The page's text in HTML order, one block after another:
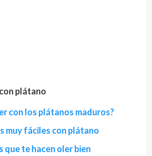
plátano
con los plátanos maduros?
muy fáciles con plátano
que te hacen oler bien